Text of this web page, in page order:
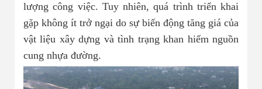
lượng công việc. Tuy nhiên, quá trình triển khai
gặp không ít trở ngại do sự biến động tăng giá của
vật liệu xây dựng và tình trạng khan hiếm nguồn
cung nhựa đường.